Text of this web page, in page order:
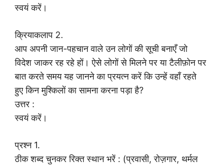
स्वयं करें।
क्रियाकलाप 2.
आप अपनी जान-पहचान वाले उन लोगों की सूची बनाएँ जो
विदेश जाकर रह रहे हों। ऐसे लोगों से मिलने पर या टैलीफ़ोन पर
बात करते समय यह जानने का प्रयत्न करें कि उन्हें वहाँ रहते
हुए किन मुश्किलों का सामना करना पड़ा है?
उत्तर :
स्वयं करें।
प्रश्न 1.
ठीक शब्द चुनकर रिक्त स्थान भरें : (प्रवासी, रोज़गार, थर्मल